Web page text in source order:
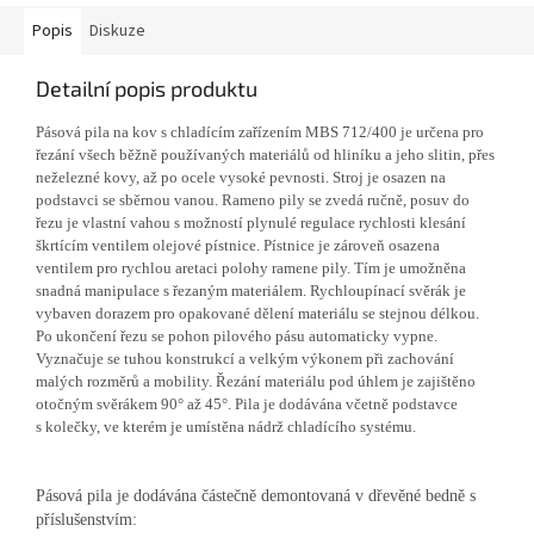
Popis Diskuze
Detailní popis produktu
Pásová pila na kov s chladícím zařízením MBS 712/400 je určena pro
řezání všech běžně používaných materiálů od hliníku a jeho slitin, přes
neželezné kovy, až po ocele vysoké pevnosti. Stroj je osazen na
podstavci se sběrnou vanou. Rameno pily se zvedá ručně, posuv do
řezu je vlastní vahou s možností plynulé regulace rychlosti klesání
škrtícím ventilem olejové pístnice. Pístnice je zároveň osazena
ventilem pro rychlou aretaci polohy ramene pily. Tím je umožněna
snadná manipulace s řezaným materiálem. Rychloupínací svěrák je
vybaven dorazem pro opakované dělení materiálu se stejnou délkou.
Po ukončení řezu se pohon pilového pásu automaticky vypne.
Vyznačuje se tuhou konstrukcí a velkým výkonem při zachování
malých rozměrů a mobility. Řezání materiálu pod úhlem je zajištěno
otočným svěrákem 90° až 45°. Pila je dodávána včetně podstavce
s kolečky, ve kterém je umístěna nádrž chladícího systému.
Pásová pila je dodávána částečně demontovaná v dřevěné bedně s
příslušenstvím: